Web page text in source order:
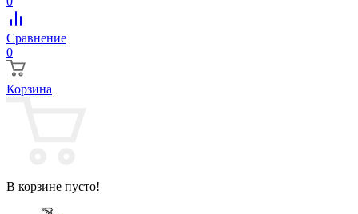
Сравнение
0
Корзина
В корзине пусто!